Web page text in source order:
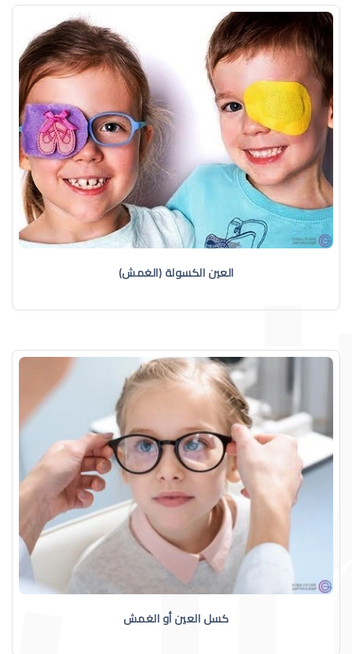
العين الكسولة (الغمش)
كسل العين أو الغمش